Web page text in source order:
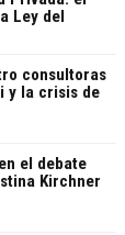
Ley del
consultoras
y la crisis de
el debate
Kirchner